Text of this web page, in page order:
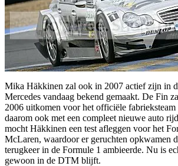
Mika Häkkinen zal ook in 2007 actief zijn in
Mercedes vandaag bekend gemaakt. De Fin
2006 uitkomen voor het officiële fabrieksteam
daarom ook met een compleet nieuwe auto
mocht Häkkinen een test afleggen voor het
McLaren, waardoor er geruchten opkwamen
terugkeer in de Formule 1 ambieerde. Nu is
gewoon in de DTM blijft.